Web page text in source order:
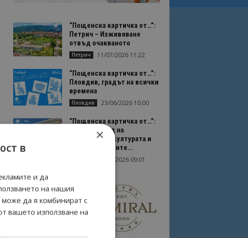
“Пощенска картичка от…”:
Петрич – Изживяване
отвъд очакваното
Петрич 11/07/2026 11:22
“Пощенска картичка от…”:
Пловдив, градът на всички
времена
Пловдив 23/06/2026 10:00
“Пощенска картичка от…”:
Перник – град на
традициите, културата и
вдъхновяващите...
17/06/2026 09:01
×
в
и да
на нашия
може да я комбинират с
вашето използване на